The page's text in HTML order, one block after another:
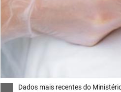
Dados mais recentes do